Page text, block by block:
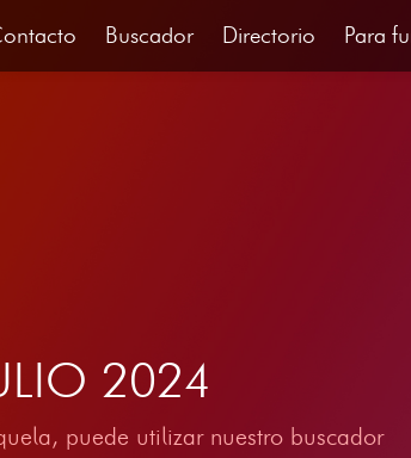
Buscador Directorio Para
2024
puede utilizar nuestro buscador